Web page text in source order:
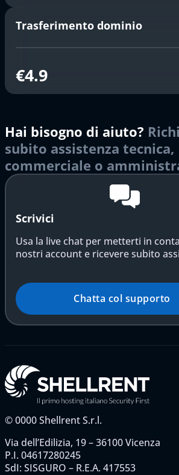
Trasferimento dominio
€4.9
Hai bisogno di aiuto?
subito assistenza tecnica,
commerciale o
Scrivici
Usa la live chat per metterti in
nostri account e ricevere subito
Chatta col supporto
©0000Shellrent S.r.l.
Via dell’Edilizia, 19 – 36100 Vicenza
P.I. 04617280245
SdI: SISGURO – R.E.A. 417553